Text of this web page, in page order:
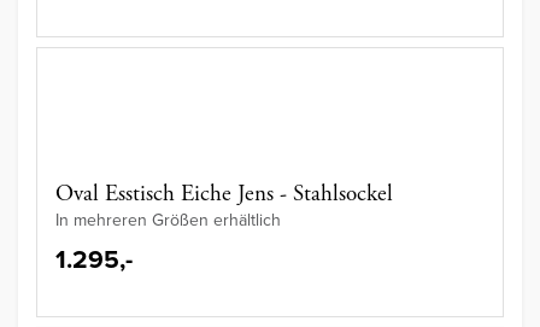
Oval Esstisch Eiche Jens - Stahlsockel
In mehreren Größen erhältlich
1.295,-